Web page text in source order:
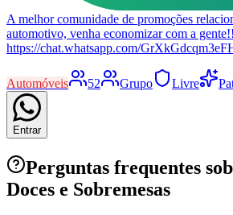
A melhor comunidade de promoções
automotivo, venha economizar com a
https://chat.whatsapp.com/
Automóveis 52 Grupo Livre
Entrar
Perguntas frequentes
Doces e Sobremesas